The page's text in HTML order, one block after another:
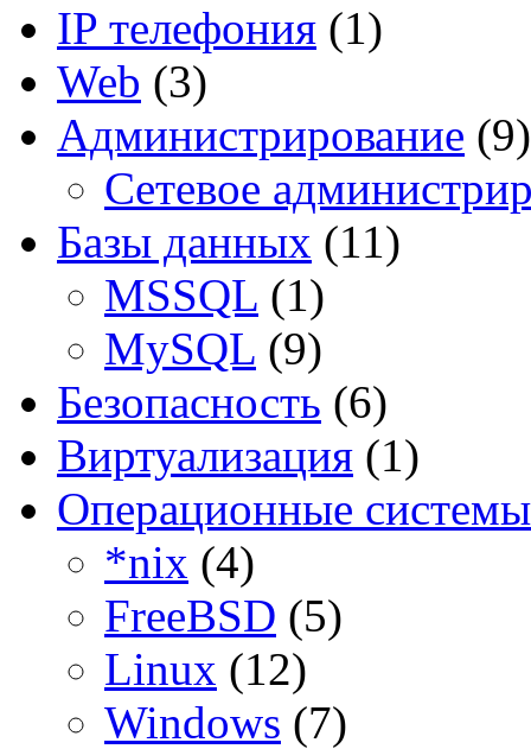
IP телефония (1)
Web (3)
Администрирование (9)
Сетевое
Базы данных (11)
MSSQL (1)
MySQL (9)
Безопасность (6)
Виртуализация (1)
Операционные системы
*nix (4)
FreeBSD (5)
Linux (12)
Windows (7)